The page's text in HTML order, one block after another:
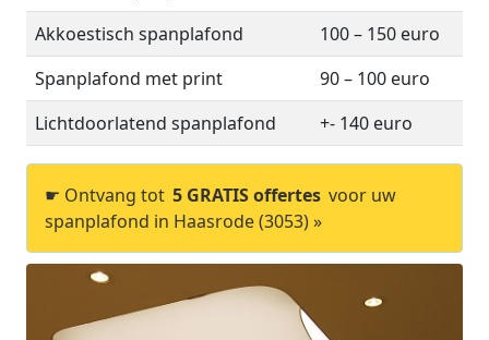
Akkoestisch spanplafond
100 – 150 euro
Spanplafond met print
90 – 100 euro
Lichtdoorlatend spanplafond
+- 140 euro
☛ Ontvang tot 5 GRATIS offertes voor uw
spanplafond in Haasrode (3053) »